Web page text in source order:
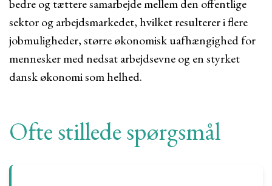
bedre og tættere samarbejde mellem den offentlige
sektor og arbejdsmarkedet, hvilket resulterer i flere
jobmuligheder, større økonomisk uafhængighed for
mennesker med nedsat arbejdsevne og en styrket
dansk økonomi som helhed.
Ofte stillede spørgsmål